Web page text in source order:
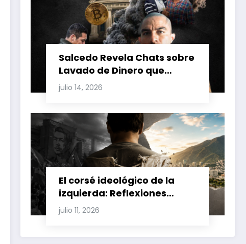
Salcedo Revela Chats sobre
Lavado de Dinero que
Involucran a Glas, Correa y
Juan Fernando Petro en el
julio 14, 2026
El corsé ideológico de la
izquierda: Reflexiones
sobre el fracaso chavista y
la crisis moral en América
julio 11, 2026